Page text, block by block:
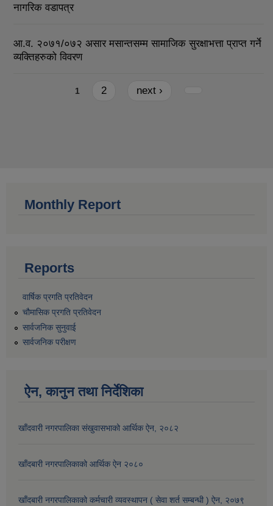
नागरिक वडापत्र
आ.व. २०७१/०७२ असार मसान्तसम्म सामाजिक सुरक्षाभत्ता प्राप्त गर्ने
व्यक्तिहरुको विवरण
1 2 next ›
Monthly Report
Reports
वार्षिक प्रगति प्रतिवेदन
चौमासिक प्रगति प्रतिवेदन
सार्वजनिक सुनुवाई
सार्वजनिक परीक्षण
ऐन, कानुन तथा निर्देशिका
खाँदवारी नगरपालिका संखुवासभाको आर्थिक ऐन, २०८२
खाँदबारी नगरपालिकाको आर्थिक ऐन २०८०
खाँदबारी नगरपालिकाको कर्मचारी व्यवस्थापन ( सेवा शर्त सम्बन्धी ) ऐन, २०७९